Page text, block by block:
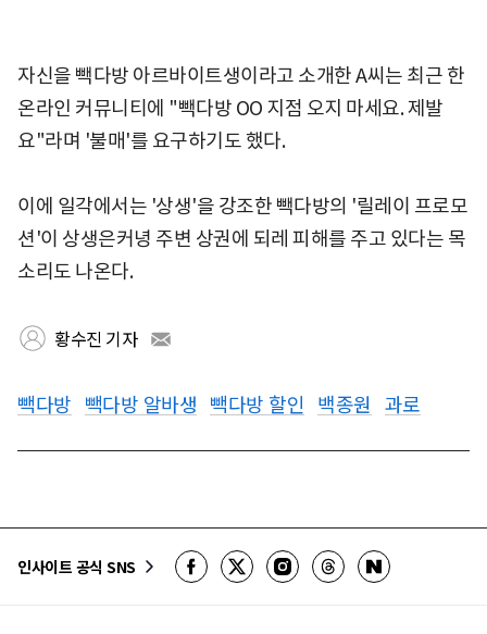
자신을 빽다방 아르바이트생이라고 소개한 A씨는 최근 한
온라인 커뮤니티에 "빽다방 OO 지점 오지 마세요. 제발
요"라며 '불매'를 요구하기도 했다.
이에 일각에서는 '상생'을 강조한 빽다방의 '릴레이 프로모
션'이 상생은커녕 주변 상권에 되레 피해를 주고 있다는 목
소리도 나온다.
황수진 기자
빽다방 빽다방 알바생 빽다방 할인 백종원 과로
인사이트 공식 SNS